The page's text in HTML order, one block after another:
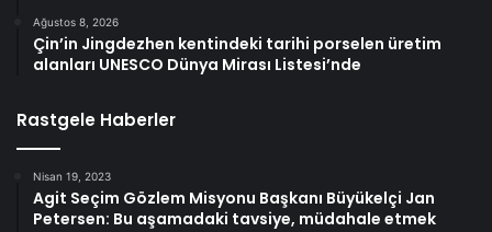
Ağustos 8, 2026
Çin’in Jingdezhen kentindeki tarihi porselen üretim
alanları UNESCO Dünya Mirası Listesi’nde
Rastgele Haberler
Nisan 19, 2023
Agit Seçim Gözlem Misyonu Başkanı Büyükelçi Jan
Petersen: Bu aşamadaki tavsiye, müdahale etmek